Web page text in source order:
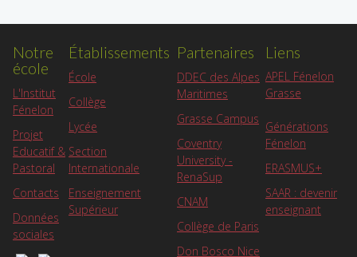
Notre
école
L'Institut
Fénelon
Projet
Educatif &
Pastoral
Contacts
Données
sociales
Établissements
École
Collège
Lycée
Section
Internationale
Enseignement
Supérieur
Partenaires
DDEC des Alpes
Maritimes
Grasse Campus
Coventry
University -
RenaSup
CNAM
Collège de Paris
Don Bosco Nice
Liens
APEL Fénelon
Grasse
Générations
Fénelon
ERASMUS+
SAAR : devenir
enseignant